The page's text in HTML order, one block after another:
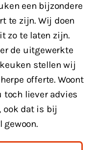
een bijzondere
te zijn. Wij doen
zo te laten zijn.
de uitgewerkte
stellen wij
offerte. Woont
toch liever advies
ook dat is bij
gewoon.